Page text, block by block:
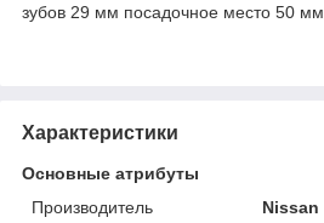
зубов 29 мм посадочное место 50 мм
Характеристики
Основные атрибуты
Производитель
Nissan